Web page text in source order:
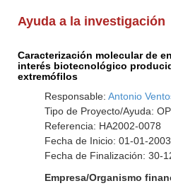
Ayuda a la investigación
Caracterización molecular de
interés biotecnológico
extremófilos
Responsable: Antonio
Tipo de Proyecto/Ayuda:
Referencia: HA2002-0078
Fecha de Inicio: 01-01-2003
Fecha de Finalización: 30-
Empresa/Organismo